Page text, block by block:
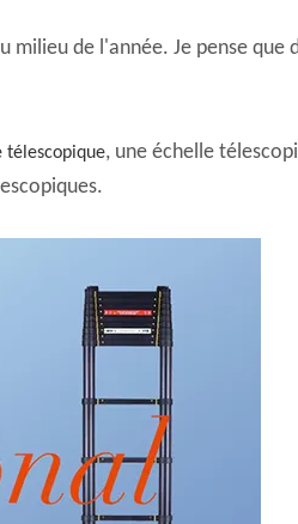
de l'année. Je pense
télescopique, une échelle